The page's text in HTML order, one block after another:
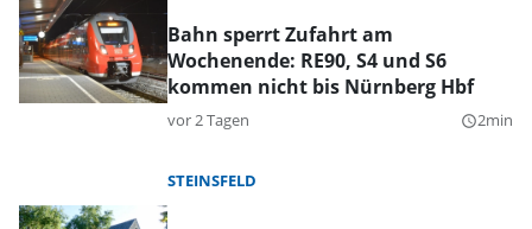
Bahn sperrt Zufahrt am
Wochenende: RE90, S4 und S6
kommen nicht bis Nürnberg Hbf
vor 2 Tagen query_builder2min
STEINSFELD